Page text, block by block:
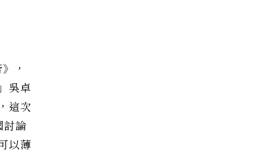
，
吳卓
這次
討論
以薄